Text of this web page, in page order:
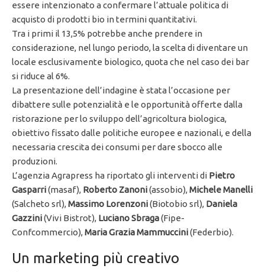
essere intenzionato a confermare l’attuale politica di
acquisto di prodotti bio in termini quantitativi.
Tra i primi il 13,5% potrebbe anche prendere in
considerazione, nel lungo periodo, la scelta di diventare un
locale esclusivamente biologico, quota che nel caso dei bar
si riduce al 6%.
La presentazione dell’indagine è stata l’occasione per
dibattere sulle potenzialità e le opportunità offerte dalla
ristorazione per lo sviluppo dell’agricoltura biologica,
obiettivo fissato dalle politiche europee e nazionali, e della
necessaria crescita dei consumi per dare sbocco alle
produzioni.
L’agenzia Agrapress ha riportato gli interventi di Pietro
Gasparri(masaf), Roberto Zanoni(assobio),Michele Manelli
(Salcheto srl),Massimo Lorenzoni(Biotobio srl), Daniela
Gazzini(Vivi Bistrot), Luciano Sbraga(Fipe-
Confcommercio),Maria Grazia Mammuccini(Federbio).
Un marketing più creativo